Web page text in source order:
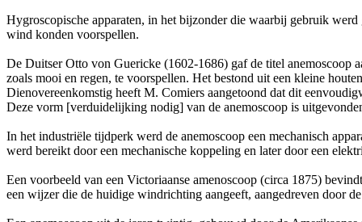
Hygroscopische apparaten, in het bijzonder die waarbij gebruik
wind konden voorspellen.
De Duitser Otto von Guericke (1602-1686) gaf de titel anemoscoop
zoals mooi en regen, te voorspellen. Het bestond uit een kleine
Dienovereenkomstig heeft M. Comiers aangetoond dat dit
Deze vorm [verduidelijking nodig] van de anemoscoop is
In het industriële tijdperk werd de anemoscoop een mechanisch
werd bereikt door een mechanische koppeling en later door een
Een voorbeeld van een Victoriaanse amenoscoop (circa 1875)
een wijzer die de huidige windrichting aangeeft, aangedreven door